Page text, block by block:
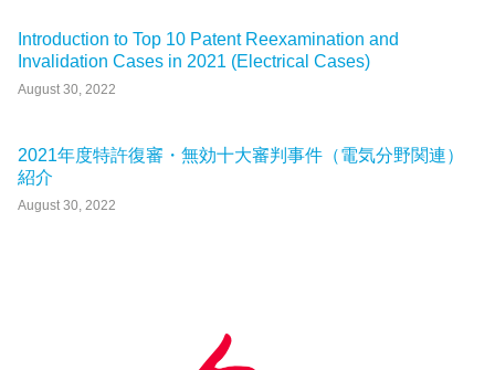
Introduction to Top 10 Patent Reexamination and
Invalidation Cases in 2021 (Electrical Cases)
August 30, 2022
2021年度特許復審・無効十大審判事件（電気分野関連）
紹介
August 30, 2022